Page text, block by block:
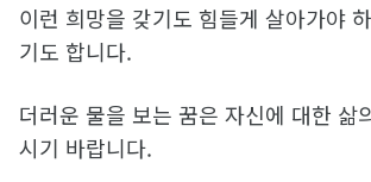
이런 희망을 갖기도 힘들게 살아가야
기도 합니다.
더러운 물을 보는 꿈은 자신에 대한 삶
시기 바랍니다.